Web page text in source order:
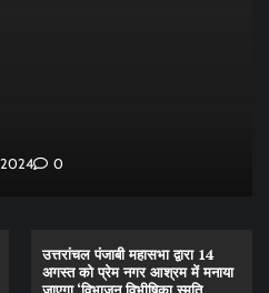
2024 0
उत्तरांचल पंजाबी महासभा द्वारा 14
अगस्त को प्रेम नगर आश्रम में मनाया